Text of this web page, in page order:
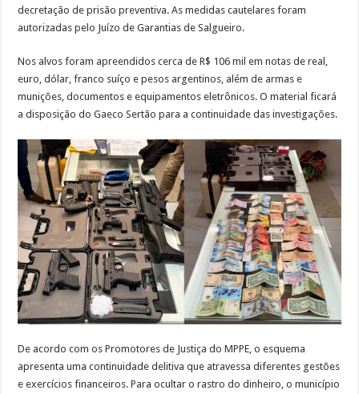
decretação de prisão preventiva. As medidas cautelares foram
autorizadas pelo Juízo de Garantias de Salgueiro.
Nos alvos foram apreendidos cerca de R$ 106 mil em notas de real,
euro, dólar, franco suíço e pesos argentinos, além de armas e
munições, documentos e equipamentos eletrônicos. O material ficará
a disposição do Gaeco Sertão para a continuidade das investigações.
De acordo com os Promotores de Justiça do MPPE, o esquema
apresenta uma continuidade delitiva que atravessa diferentes gestões
e exercícios financeiros. Para ocultar o rastro do dinheiro, o município